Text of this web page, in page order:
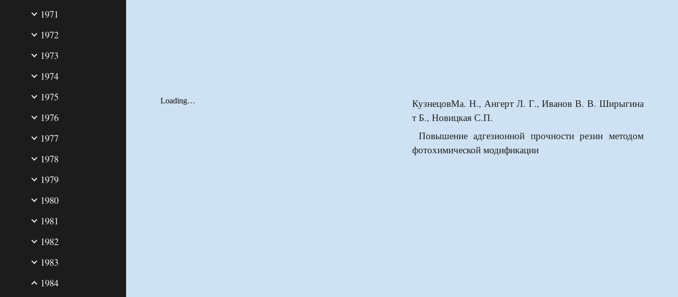
1971
1972
1973
1974
1975
1976
1977
1978
1979
1980
1981
1982
1983
1984
КузнецовМа. Н., Ангерт Л. Г., Иванов В. В. Ширыгина
т Б., Новицкая С.П.
Повышение адгезионной прочности резин методом
фотохимической модификации